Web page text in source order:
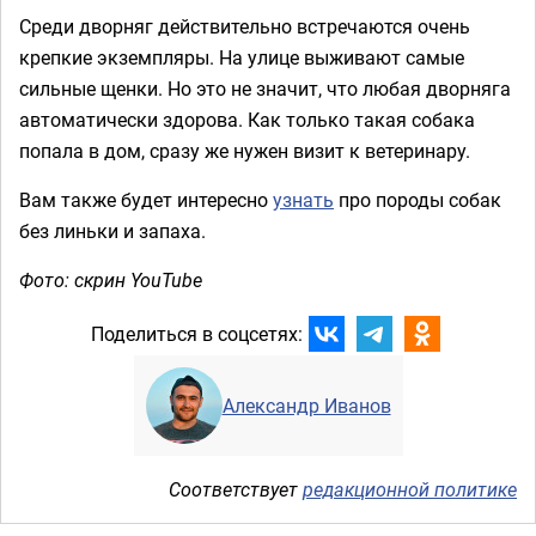
Среди дворняг действительно встречаются очень
крепкие экземпляры. На улице выживают самые
сильные щенки. Но это не значит, что любая дворняга
автоматически здорова. Как только такая собака
попала в дом, сразу же нужен визит к ветеринару.
Вам также будет интересноузнать про породы собак
без линьки и запаха.
Фото: скрин YouTube
Поделиться в соцсетях:
Александр Иванов
Соответствуетредакционной политике